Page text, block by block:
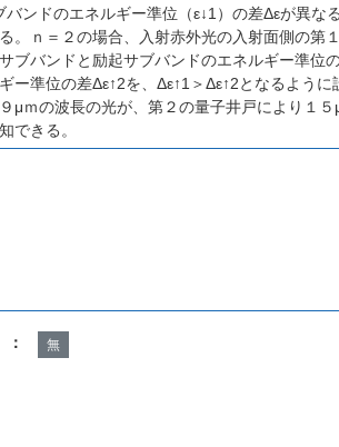
バンドのエネルギー準位（ε↓1）の差Δεが異
。ｎ＝２の場合、入射赤外光の入射面側の第
ブバンドと励起サブバンドのエネルギー準位
ー準位の差Δε↑2を、Δε↑1＞Δε↑2となるよう
μｍの波長の光が、第２の量子井戸により１
できる。
無